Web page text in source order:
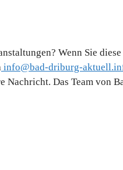
Wenn Sie
info@bad-driburg-
Nachricht. Das Team von